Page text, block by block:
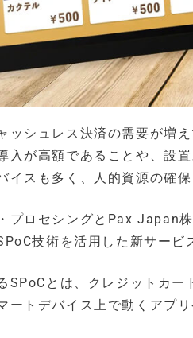
ッシュレス決済の需要が増
入が高額であることや、設
イスも多く、人的資源の確保
プロセシングとPax Japan
技術を活用した新サービ
SPoCとは、クレジットカ
ートデバイス上で動くアプ